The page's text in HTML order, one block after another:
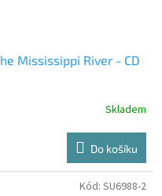
Mississippi River - CD
Skladem
Do košíku
Kód: SU6988-2